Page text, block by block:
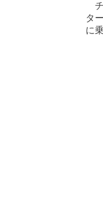
チ
タ
に